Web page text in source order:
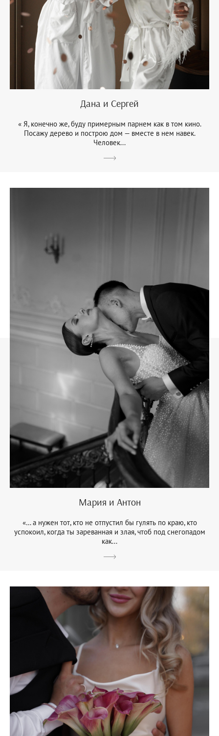
Дана и Сергей
« Я, конечно же, буду примерным парнем как в том кино.
Посажу дерево и построю дом — вместе в нем навек.
Человек...
Мария и Антон
«… а нужен тот, кто не отпустил бы гулять по краю, кто
успокоил, когда ты зареванная и злая, чтоб под снегопадом
как...